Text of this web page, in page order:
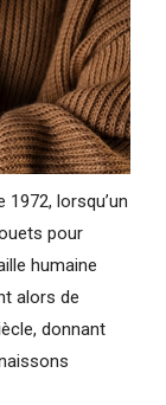
1972, lorsqu’un
pour
humaine
alors de
donnant